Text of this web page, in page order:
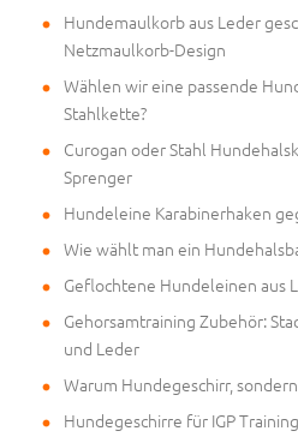
Hundemaulkorb aus Leder
Netzmaulkorb-Design
Wählen wir eine passende
Stahlkette?
Curogan oder Stahl
Sprenger
Hundeleine Karabinerhaken
Wie wählt man ein
Geflochtene Hundeleinen aus
Gehorsamtraining Zubehör:
und Leder
Warum Hundegeschirr,
Hundegeschirre für IGP